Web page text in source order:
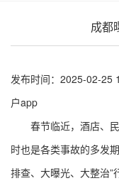
成都
发布时间：2025-02-25
户app
春节临近，酒店、民
时也是各类事故的多发
排查、大曝光、大整治”